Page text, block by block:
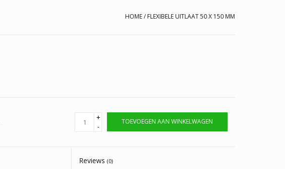
HOME/ FLEXIBELE UITLAAT 50 X 150 MM
+
-
TOEVOEGEN AAN WINKELWAGEN
Reviews(0)